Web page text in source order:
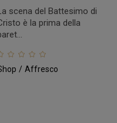
scena del Battesimo di
è la prima della
Affresco